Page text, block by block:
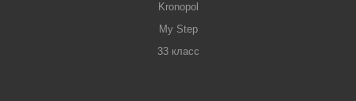
Kronopol
My Step
33 класс